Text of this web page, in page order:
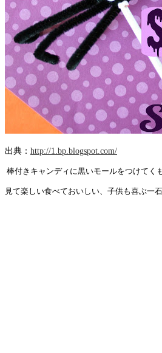
出典： http://1.bp.blogspot.com/
棒付きキャンディに黒いモールをつけてく
見て楽しい食べておいしい、子供も喜ぶ一